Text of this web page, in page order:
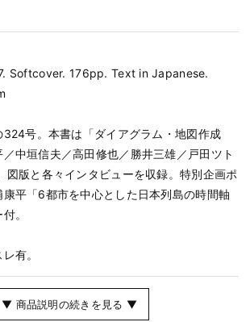
Softcover. 176pp. Text in Japanese.
号。本書は「ダイアグラム・地図作成
中垣信夫／高田修也／勝井三雄／戸田ツト
図版と各々インタビューを収録。特別企画ポ
平「6都市を中心とした日本列島の時間軸
。
有。
▼ 商品説明の続きを見る ▼